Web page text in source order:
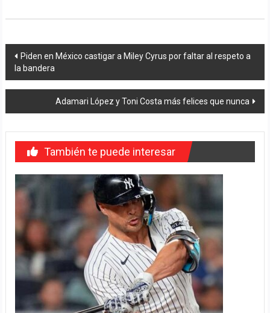
Navegación
de
entradas
Piden en México castigar a Miley Cyrus por faltar al respeto a
la bandera
Adamari López y Toni Costa más felices que nunca
También te puede interesar